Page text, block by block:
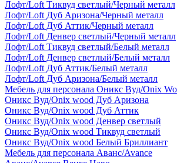
Лофт/Loft Тиквуд светлый/Черный металл
Лофт/Loft Дуб Аризона/Черный металл
Лофт/Loft Дуб Аттик/Черный металл
Лофт/Loft Денвер светлый/Черный металл
Лофт/Loft Тиквуд светлый/Белый металл
Лофт/Loft Денвер светлый/Белый металл
Лофт/Loft Дуб Аттик/Белый металл
Лофт/Loft Дуб Аризона/Белый металл
Мебель для персонала Оникс Вуд/Onix
Оникс Вуд/Onix wood Дуб Аризона
Оникс Вуд/Onix wood Дуб Аттик
Оникс Вуд/Onix wood Денвер светлый
Оникс Вуд/Onix wood Тиквуд светлый
Оникс Вуд/Onix wood Белый Бриллиант
Мебель для персонала Аванс/Avance